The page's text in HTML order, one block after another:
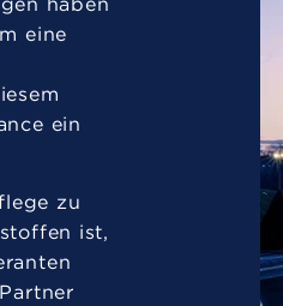
eine
ein
zu
ist,